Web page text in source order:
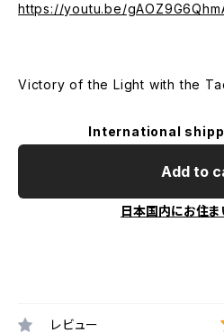
https://youtu.be/
Victory of the Light with the
International
Add to
日本国内にお住
レビュー